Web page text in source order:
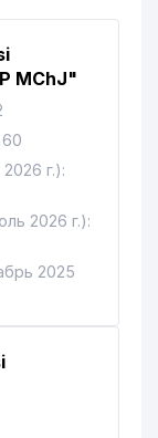
MChJ"
г.):
2026 г.):
2025